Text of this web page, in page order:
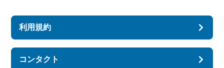
利用規約
コンタクト